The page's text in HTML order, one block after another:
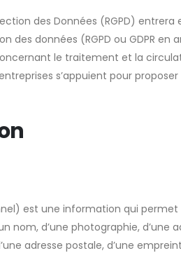
des Données (RGPD)
des données (RGPD ou GDPR en
le traitement et la
s’appuient pour
est une information qui permet
d’une photographie, d’une
adresse postale, d’une